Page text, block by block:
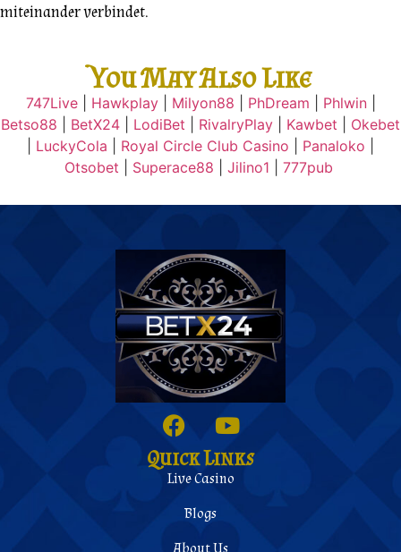
miteinander verbindet.
You May Also Like
747Live| Hawkplay| Milyon88 PhDream Phlwin|
Betso88
BetX24 LodiBet RivalryPlay Kawbet
Okebet
LuckyCola Royal Circle Club Casino Panaloko
Otsobet
Superace88 Jilino1 777pub
Quick Links
Live Casino
Blogs